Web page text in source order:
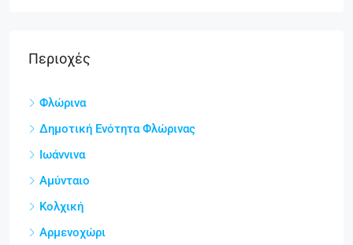
Περιοχές
Φλώρινα
Δημοτική Ενότητα Φλώρινας
Ιωάννινα
Αμύνταιο
Κολχική
Αρμενοχώρι